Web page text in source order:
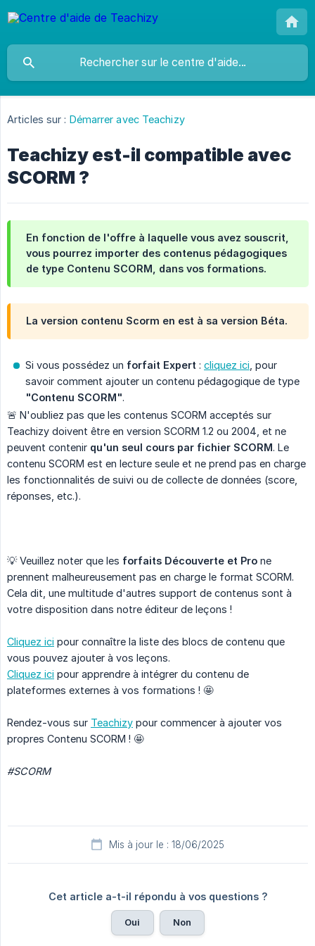
Articles sur : Démarrer avec Teachizy
Teachizy est-il compatible avec
SCORM ?
En fonction de l'offre à laquelle vous avez souscrit,
vous pourrez importer des contenus pédagogiques
de type Contenu SCORM, dans vos formations.
La version contenu Scorm en est à sa version Béta.
Si vous possédez un forfait Expert : cliquez ici , pour
savoir comment ajouter un contenu pédagogique de type
"Contenu SCORM".
🚨 N'oubliez pas que les contenus SCORM acceptés sur
Teachizy doivent être en version SCORM 1.2 ou 2004, et ne
peuvent contenir qu'un seul cours par fichier SCORM. Le
contenu SCORM est en lecture seule et ne prend pas en charge
les fonctionnalités de suivi ou de collecte de données (score,
réponses, etc.).
💡 Veuillez noter que les forfaits Découverte et Pro ne
prennent malheureusement pas en charge le format SCORM.
Cela dit, une multitude d'autres support de contenus sont à
votre disposition dans notre éditeur de leçons !
Cliquez ici pour connaître la liste des blocs de contenu que
vous pouvez ajouter à vos leçons.
Cliquez ici pour apprendre à intégrer du contenu de
plateformes externes à vos formations ! 🤩
Rendez-vous sur Teachizy pour commencer à ajouter vos
propres Contenu SCORM ! 🤩
#SCORM
Mis à jour le : 18/06/2025
Cet article a-t-il répondu à vos questions ?
Oui Non